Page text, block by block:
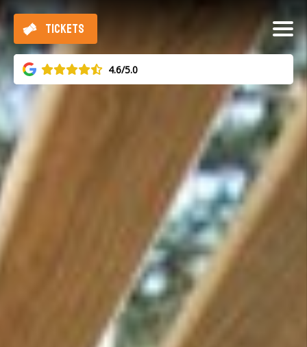
4.6/5.0
TICKETS